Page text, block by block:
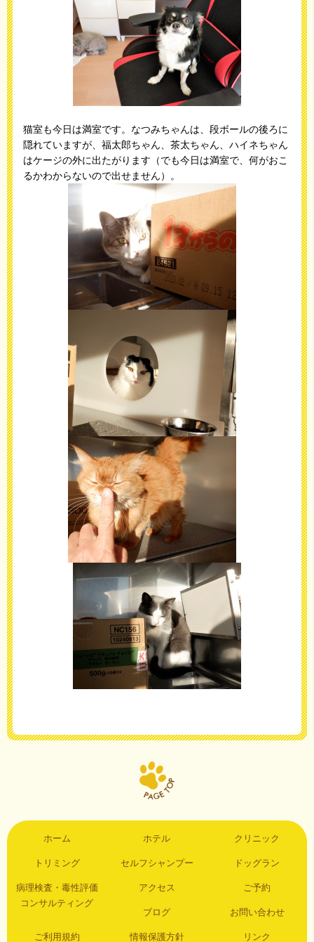
猫室も今日は満室です。なつみちゃんは、段ボールの後ろに
隠れていますが、福太郎ちゃん、茶太ちゃん、ハイネちゃん
はケージの外に出たがります（でも今日は満室で、何がおこ
るかわからないので出せません）。
ホーム ホテル クリニック
トリミング セルフシャンプー ドッグラン
病理検査・毒性評価
コンサルティング
アクセス ご予約
ブログ お問い合わせ
ご利用規約 情報保護方針 リンク